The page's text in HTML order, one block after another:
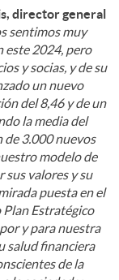
director general
sentimos muy
este 2024, pero
y socias, y de su
un nuevo
del 8,46 y de un
la media del
de 3.000 nuevos
modelo de
sus valores y su
puesta en el
Plan Estratégico
y para nuestra
salud financiera
de la